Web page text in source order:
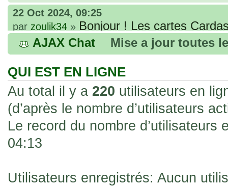
22 Oct 2024, 09:25
par zoulik34 » Bonjour ! Les cartes
que vous avez commandées, sont
fines et souples. Cela fait partie de
les rend faciles à manipuler et à
sur l'authenticité ou la qualité de votre
avec d'autres cartes de la même série
collectionneurs. Mais en règle
fait normal pour ce type de carte.
26 Déc 2023, 13:46
acheter une réédition de cette Hondan ?
AJAX Chat Mise a jour toutes
QUI EST EN LIGNE
Au total il y a 220 utilisateurs en
(d’après le nombre d’utilisateurs
Le record du nombre d’utilisateurs
04:13
Utilisateurs enregistrés: Aucun